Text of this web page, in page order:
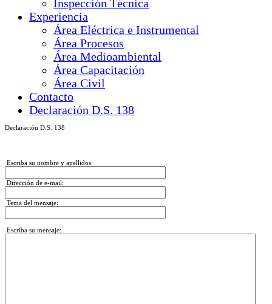
Inspección Técnica
Experiencia
Área Eléctrica e Instrumental
Área Procesos
Área Medioambiental
Área Capacitación
Área Civil
Contacto
Declaración D.S. 138
Declaración D.S. 138
Escriba su nombre y apellidos:
Dirección de e-mail:
Tema del mensaje:
Escriba su mensaje: